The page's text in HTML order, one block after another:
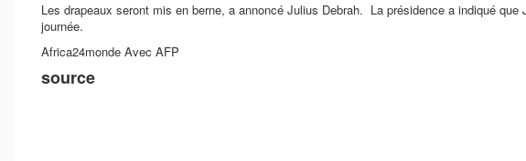
Les drapeaux seront mis en berne, a annoncé Julius Debrah. La présidence a indiqué
journée.
Africa24monde Avec AFP
source